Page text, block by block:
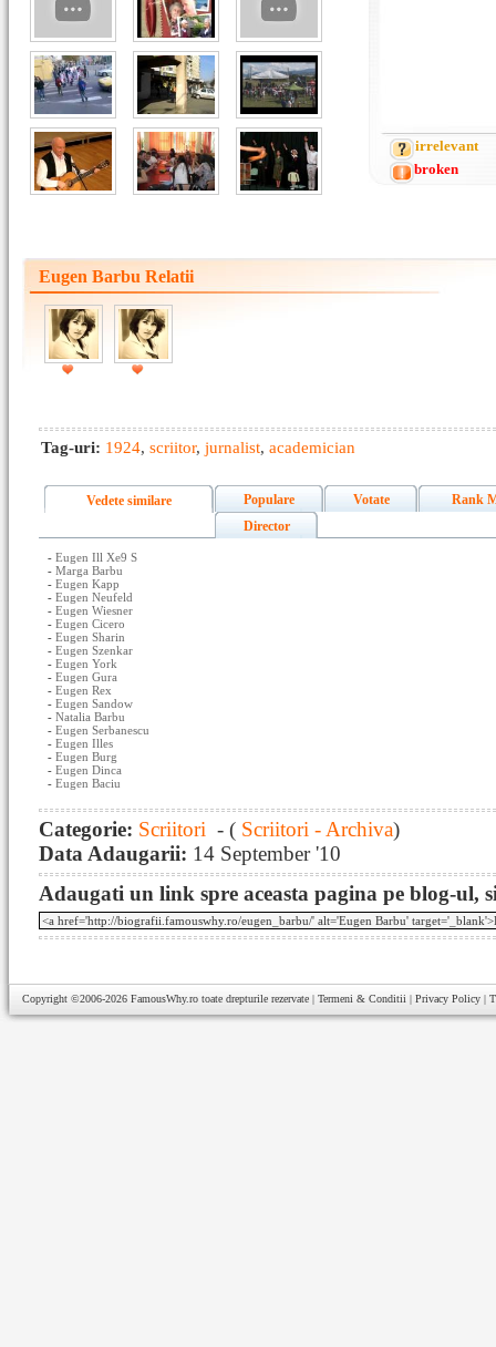
irrelevant
broken
Eugen Barbu Relatii
Tag-uri: 1924, scriitor, jurnalist, academician
Vedete similare Populare Votate
Rank
Director
- Eugen Ill Xe9 S
- Marga Barbu
- Eugen Kapp
- Eugen Neufeld
- Eugen Wiesner
- Eugen Cicero
- Eugen Sharin
- Eugen Szenkar
- Eugen York
- Eugen Gura
- Eugen Rex
- Eugen Sandow
- Natalia Barbu
- Eugen Serbanescu
- Eugen Illes
- Eugen Burg
- Eugen Dinca
- Eugen Baciu
Categorie: Scriitori - ( Scriitori - Archiva)
Data Adaugarii: 14 September '10
Adaugati un link spre aceasta pagina pe blog-ul,
Copyright ©2006-2026 FamousWhy.ro toate drepturile rezervate | Termeni & Conditii | Privacy Policy |